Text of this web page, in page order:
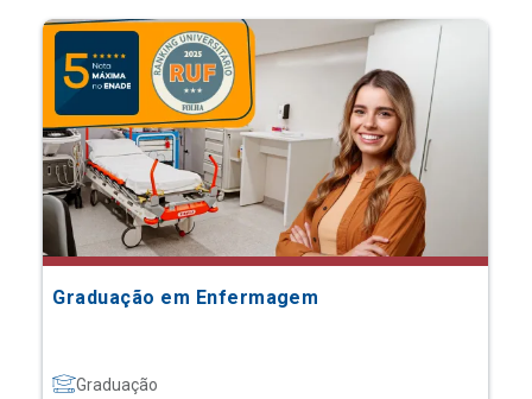
Graduação em Enfermagem
Graduação